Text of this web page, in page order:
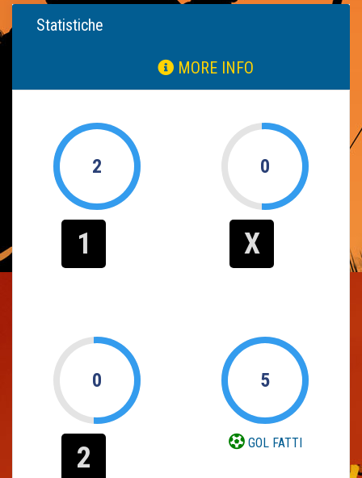
Statistiche
MORE INFO
2
1
0
X
0
2
5
GOL FATTI